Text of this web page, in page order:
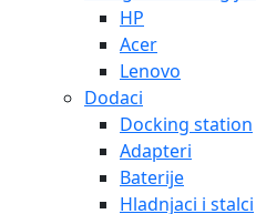
HP
Acer
Lenovo
Dodaci
Docking station
Adapteri
Baterije
Hladnjaci i stalci